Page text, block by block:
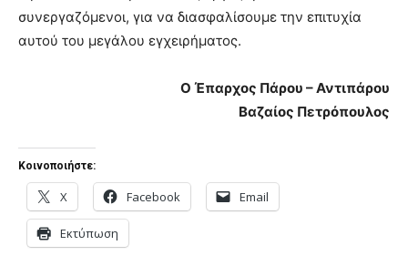
συνεργαζόμενοι, για να διασφαλίσουμε την επιτυχία
αυτού του μεγάλου εγχειρήματος.
Ο Έπαρχος Πάρου – Αντιπάρου
Βαζαίος Πετρόπουλος
Κοινοποιήστε:
X Facebook Email
Εκτύπωση